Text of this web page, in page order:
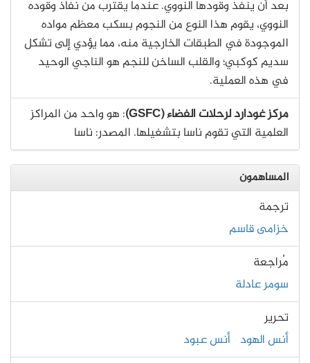
بعد أن ينفذ وقودها النووي. عندما يقترب من نفاذ وقوده
النووي، يقوم هذا النوع من النجوم بسكب معظم مواده
الموجودة في الطبقات الخارجية منه، مما يؤدي إلى تشكل
سديم كوكبي؛ والقلب الساخن للنجم هو الناجي الوحيد
في هذه العملية.
مركز غودارد لرحلات الفضاء (GSFC)
: هو واحد من المراكز
العلمية التي تقوم ناسا بتشغيلها. المصدر: ناسا
المساهمون
ترجمة
خزامى قاسم
مُراجعة
سومر عادلة
تحرير
أنس الهود أنس عبود